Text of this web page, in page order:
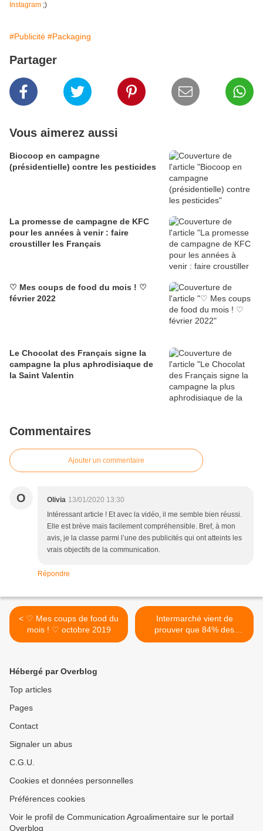
Instagram ;)
#Publicité #Packaging
Partager
Vous aimerez aussi
Biocoop en campagne
(présidentielle) contre les pesticides
La promesse de campagne de KFC
pour les années à venir : faire
croustiller les Français
♡ Mes coups de food du mois ! ♡
février 2022
Le Chocolat des Français signe la
campagne la plus aphrodisiaque de
la Saint Valentin
Commentaires
Ajouter un commentaire
O Olivia 13/01/2020 13:30
Intéressant article ! Et avec la vidéo, il me semble bien réussi.
Elle est brève mais facilement compréhensible. Bref, à mon
avis, je la classe parmi l’une des publicités qui ont atteints les
vrais objectifs de la communication.
Répondre
< ♡ Mes coups de food du
mois ! ♡ octobre 2019
Intermarché vient de
prouver que 84% des
Français étaient des robots
Hébergé par Overblog
Top articles
Pages
Contact
Signaler un abus
C.G.U.
Cookies et données personnelles
Préférences cookies
Voir le profil de Communication Agroalimentaire sur le portail
Overblog